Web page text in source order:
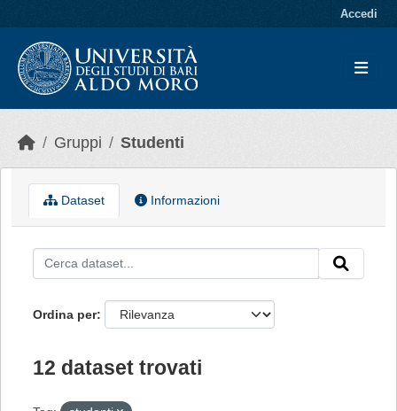
Accedi
Gruppi Studenti
Dataset Informazioni
Ordina per
12 dataset trovati